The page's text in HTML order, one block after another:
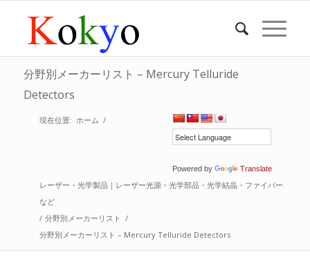
分野別メーカーリスト – Mercury Telluride
Detectors
Powered by Translate
現在位置: ホーム /
レーザー・光学製品｜レーザー光源・光学部品・光学結晶・ファイバー
など
/ 分野別メーカーリスト /
分野別メーカーリスト – Mercury Telluride Detectors